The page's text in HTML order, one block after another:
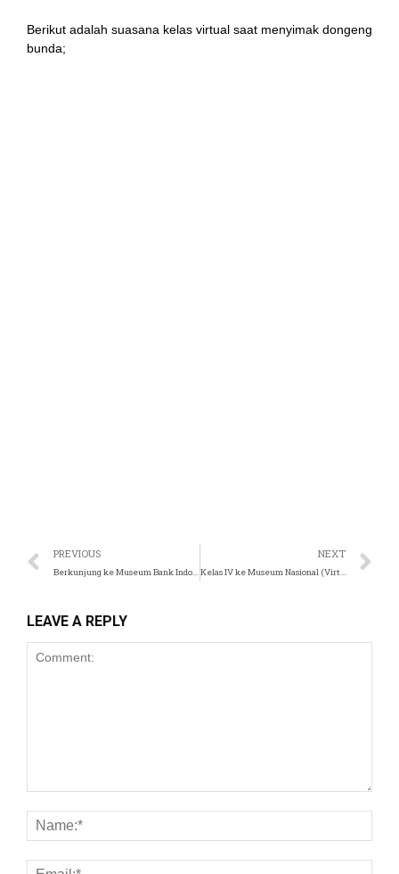
Berikut adalah suasana kelas virtual saat menyimak dongeng
bunda;
PREVIOUS
Berkunjung ke Museum Bank Indonesia Sekolah Islam Tugasku
NEXT
Kelas IV ke Museum Nasional (Virtual) Sekolah Islam Tugasku
LEAVE A REPLY